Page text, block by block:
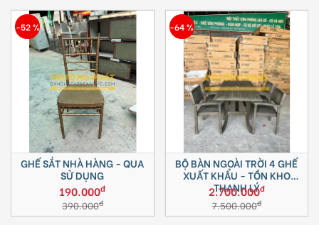
-52 %
GHẾ SẮT NHÀ HÀNG - QUA
SỬ DỤNG
190.000đ
390.000đ
-64 %
BỘ BÀN NGOÀI TRỜI 4 GHẾ
XUẤT KHẨU - TỒN KHO
THANH LÝ
2.700.000đ
7.500.000đ